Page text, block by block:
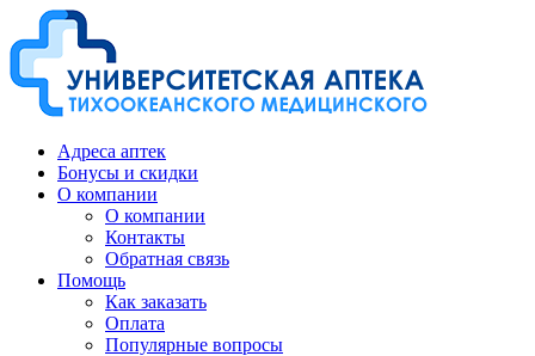
Адреса аптек
Бонусы и скидки
О компании
О компании
Контакты
Обратная связь
Помощь
Как заказать
Оплата
Популярные вопросы